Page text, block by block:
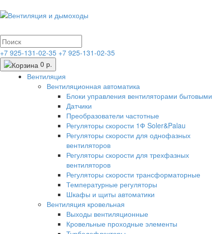
+7 925-131-02-35 +7 925-131-02-35
0 р.
Вентиляция
Вентиляционная автоматика
Блоки управления вентиляторами бытовыми
Датчики
Преобразователи частотные
Регуляторы скорости 1Ф Soler&Palau
Регуляторы скорости для однофазных
вентиляторов
Регуляторы скорости для трехфазных
вентиляторов
Регуляторы скорости трансформаторные
Температурные регуляторы
Шкафы и щиты автоматики
Вентиляция кровельная
Выходы вентиляционные
Кровельные проходные элементы